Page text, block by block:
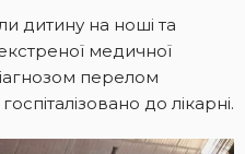
дитину на ноші та
медичної
перелом
до лікарні.